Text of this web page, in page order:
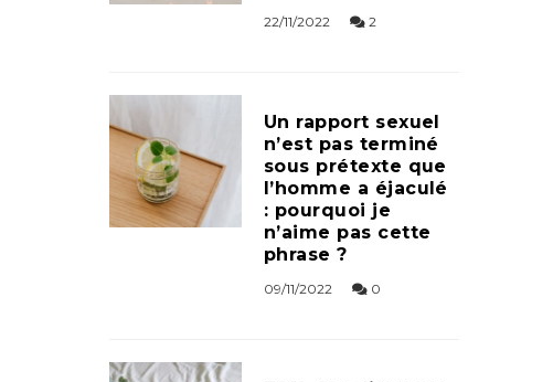
22/11/2022 2
Un rapport sexuel
n’est pas terminé
sous prétexte que
l’homme a éjaculé
: pourquoi je
n’aime pas cette
phrase ?
09/11/2022 0